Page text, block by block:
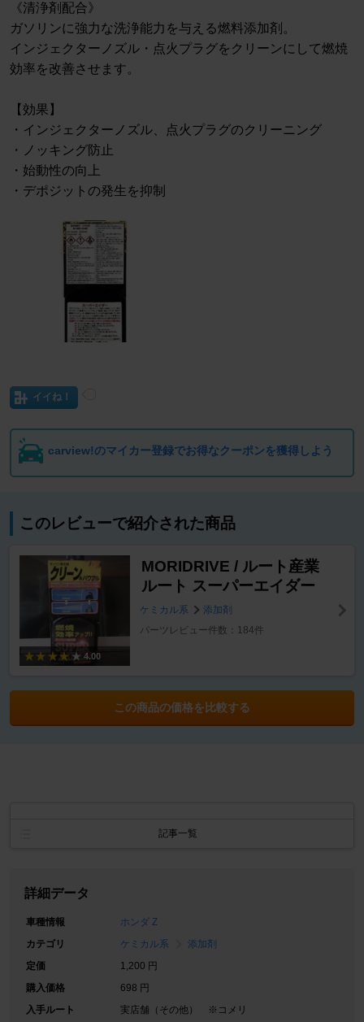
《清浄剤配合》
ガソリンに強力な洗浄能力を与える燃料添加剤。
インジェクターノズル・点火プラグをクリーンにして燃焼
効率を改善させます。
【効果】
・インジェクターノズル、点火プラグのクリーニング
・ノッキング防止
・始動性の向上
・デポジットの発生を抑制
イイね！
carview!のマイカー登録でお得なクーポンを獲得しよう
このレビューで紹介された商品
4.00
MORIDRIVE / ルート産業
ルート スーパーエイダー
ケミカル系
添加剤
パーツレビュー件数：184件
この商品の価格を比較する
記事一覧
詳細データ
車種情報
ホンダ Z
カテゴリ
ケミカル系
添加剤
定価
1,200 円
購入価格
698 円
入手ルート
実店舗（その他） ※コメリ